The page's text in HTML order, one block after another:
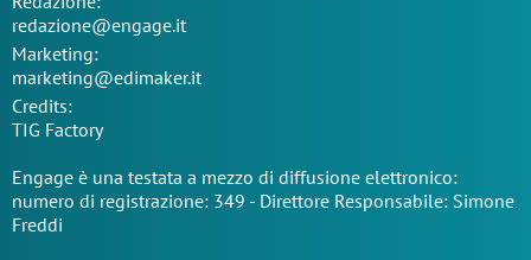
redazione@engage.it
Marketing:
marketing@edimaker.it
Credits:
TIG Factory
Engage è una testata a mezzo di diffusione elettronico:
numero di registrazione: 349 - Direttore Responsabile: Simone
Freddi